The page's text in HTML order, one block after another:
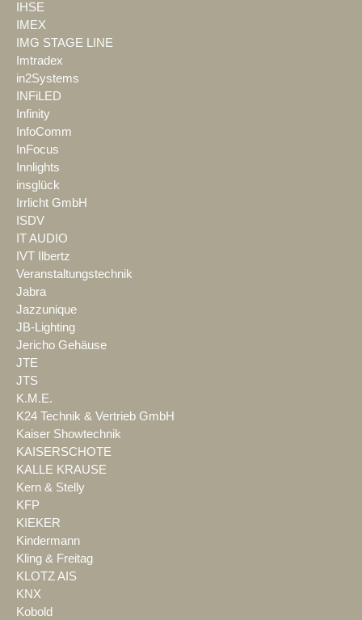
IHSE
IMEX
IMG STAGE LINE
Imtradex
in2Systems
INFiLED
Infinity
InfoComm
InFocus
Innlights
insglück
Irrlicht GmbH
ISDV
IT AUDIO
IVT Ilbertz
Veranstaltungstechnik
Jabra
Jazzunique
JB-Lighting
Jericho Gehäuse
JTE
JTS
K.M.E.
K24 Technik & Vertrieb GmbH
Kaiser Showtechnik
KAISERSCHOTE
KALLE KRAUSE
Kern & Stelly
KFP
KIEKER
Kindermann
Kling & Freitag
KLOTZ AIS
KNX
Kobold